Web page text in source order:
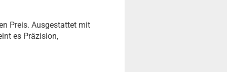
Preis. Ausgestattet mit
es Präzision,